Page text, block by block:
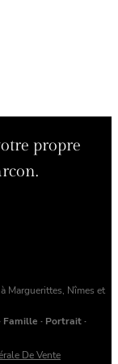
propre
Marguerittes, Nîmes et
Famille · Portrait ·
De Vente